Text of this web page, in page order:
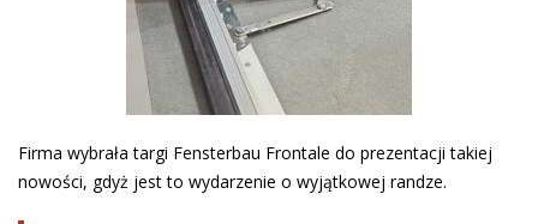
Firma wybrała targi Fensterbau Frontale do prezentacji takiej
nowości, gdyż jest to wydarzenie o wyjątkowej randze.